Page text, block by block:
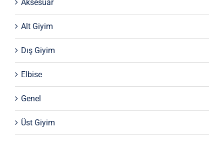
Aksesuar
Alt Giyim
Dış Giyim
Elbise
Genel
Üst Giyim